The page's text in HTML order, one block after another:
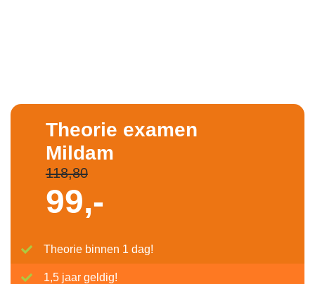
Theorie examen
Mildam
118,80
99,-
Theorie binnen 1 dag!
1,5 jaar geldig!